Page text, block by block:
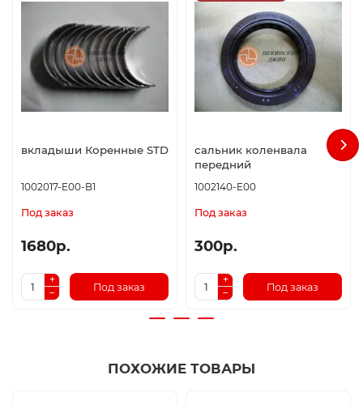
вкладыши Коренные STD
1002017-E00-B1
Под заказ
1680р.
Под заказ
сальник коленвала
передний
1002140-E00
Под заказ
300р.
Под заказ
ПОХОЖИЕ ТОВАРЫ